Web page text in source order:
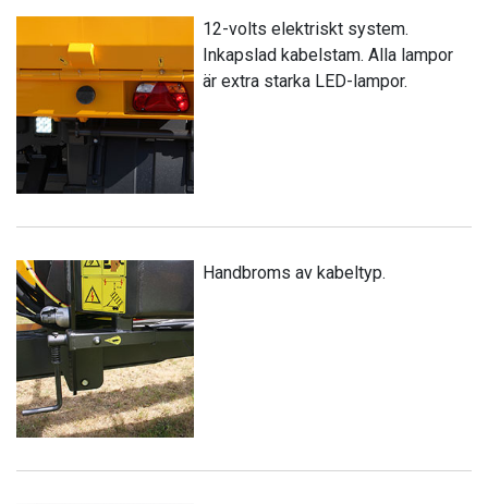
12-volts elektriskt system.
Inkapslad kabelstam. Alla lampor
är extra starka LED-lampor.
Handbroms av kabeltyp.